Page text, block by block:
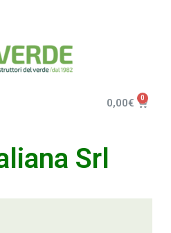
0,00€
Srl